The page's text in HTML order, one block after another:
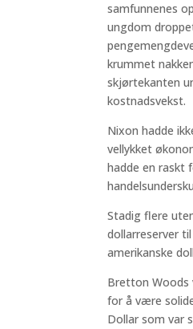
samfunnenes
ungdom
krummet
skjørtekanten
kostnadsvekst.
Nixon hadde
vellykket
hadde en raskt
Stadig flere
dollarreserver
amerikanske
Bretton Woods
for å være
Dollar som var